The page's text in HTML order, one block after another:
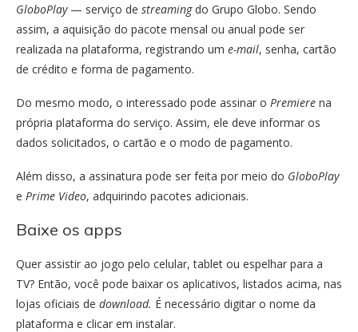
GloboPlay — serviço de streamingdo Grupo Globo. Sendo
assim, a aquisição do pacote mensal ou anual pode ser
realizada na plataforma, registrando um e-mail, senha, cartão
de crédito e forma de pagamento.
Do mesmo modo, o interessado pode assinar o Premiere na
própria plataforma do serviço. Assim, ele deve informar os
dados solicitados, o cartão e o modo de pagamento.
Além disso, a assinatura pode ser feita por meio do GloboPlay
e Prime Video, adquirindo pacotes adicionais.
Baixe os apps
Quer assistir ao jogo pelo celular, tablet ou espelhar para a
TV? Então, você pode baixar os aplicativos, listados acima, nas
lojas oficiais de download. É necessário digitar o nome da
plataforma e clicar em instalar.